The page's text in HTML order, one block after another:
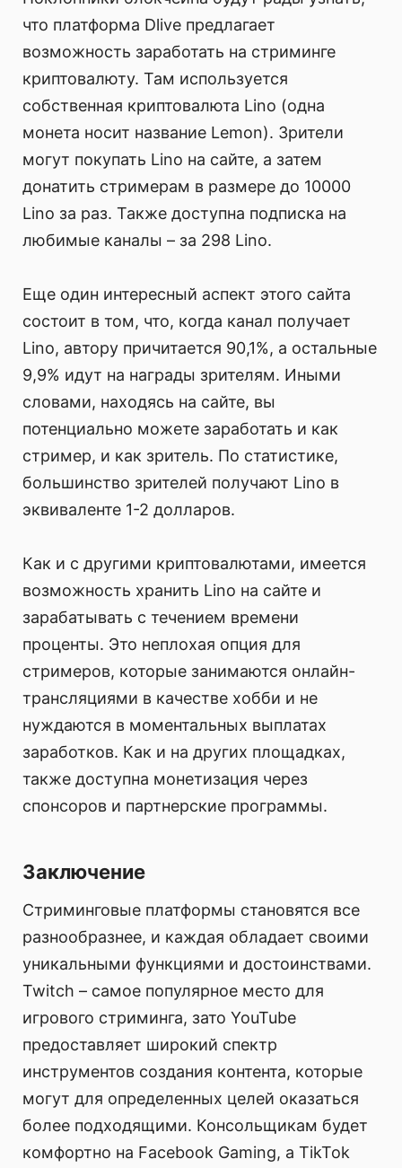
что платформа Dlive предлагает
возможность заработать на стриминге
криптовалюту. Там используется
собственная криптовалюта Lino (одна
монета носит название Lemon). Зрители
могут покупать Lino на сайте, а затем
донатить стримерам в размере до 10000
Lino за раз. Также доступна подписка на
любимые каналы – за 298 Lino.
Еще один интересный аспект этого сайта
состоит в том, что, когда канал получает
Lino, автору причитается 90,1%, а остальные
9,9% идут на награды зрителям. Иными
словами, находясь на сайте, вы
потенциально можете заработать и как
стример, и как зритель. По статистике,
большинство зрителей получают Lino в
эквиваленте 1-2 долларов.
Как и с другими криптовалютами, имеется
возможность хранить Lino на сайте и
зарабатывать с течением времени
проценты. Это неплохая опция для
стримеров, которые занимаются онлайн-
трансляциями в качестве хобби и не
нуждаются в моментальных выплатах
заработков. Как и на других площадках,
также доступна монетизация через
спонсоров и партнерские программы.
Заключение
Стриминговые платформы становятся все
разнообразнее, и каждая обладает своими
уникальными функциями и достоинствами.
Twitch – самое популярное место для
игрового стриминга, зато YouTube
предоставляет широкий спектр
инструментов создания контента, которые
могут для определенных целей оказаться
более подходящими. Консольщикам будет
комфортно на Facebook Gaming, а TikTok